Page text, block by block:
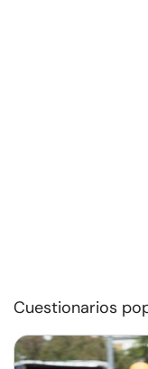
Cuestionarios